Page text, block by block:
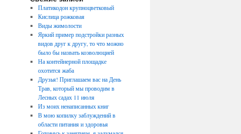
Платикодон крупноцветковый
Кислица рожковая
Виды жимолости
Яркий пример подстройки разных
видов друг к другу, то что можно
было бы назвать коэволюцией
На контейнерной площадке
охотится жаба
Друзья! Приглашаем вас на День
Трав, который мы проводим в
Лесных садах 11 июля
Из моих ненаписанных книг
В мою копилку заблуждений в
области питания и здоровья